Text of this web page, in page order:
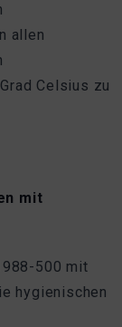
allen
Celsius zu
mit
500 mit
hygienischen